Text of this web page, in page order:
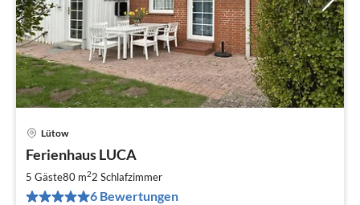
Lütow
Ferienhaus LUCA
5 Gäste80 m22 Schlafzimmer
6 Bewertungen